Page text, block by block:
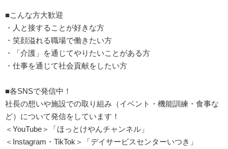
■こんな方大歓迎
・人と接することが好きな方
・笑顔溢れる職場で働きたい方
・「介護」を通じてやりたいことがある方
・仕事を通じて社会貢献をしたい方
■各SNSで発信中！
社長の想いや施設での取り組み（イベント・機能訓練・食事な
ど）について発信をしています！
＜YouTube＞「ほっとけやんチャンネル」
＜Instagram・TikTok＞「デイサービスセンターいつき」